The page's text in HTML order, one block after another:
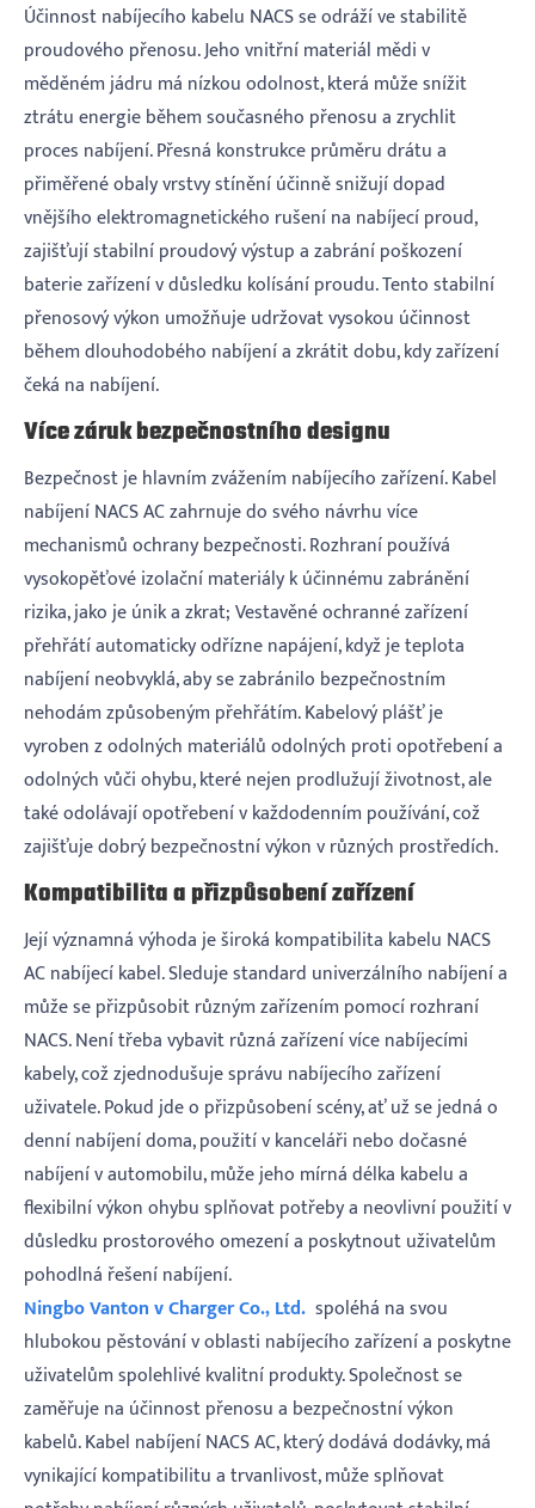
Účinnost nabíjecího kabelu NACS se odráží ve stabilitě
proudového přenosu. Jeho vnitřní materiál mědi v
měděném jádru má nízkou odolnost, která může snížit
ztrátu energie během současného přenosu a zrychlit
proces nabíjení. Přesná konstrukce průměru drátu a
přiměřené obaly vrstvy stínění účinně snižují dopad
vnějšího elektromagnetického rušení na nabíjecí proud,
zajišťují stabilní proudový výstup a zabrání poškození
baterie zařízení v důsledku kolísání proudu. Tento stabilní
přenosový výkon umožňuje udržovat vysokou účinnost
během dlouhodobého nabíjení a zkrátit dobu, kdy zařízení
čeká na nabíjení.
Více záruk bezpečnostního designu
Bezpečnost je hlavním zvážením nabíjecího zařízení. Kabel
nabíjení NACS AC zahrnuje do svého návrhu více
mechanismů ochrany bezpečnosti. Rozhraní používá
vysokopěťové izolační materiály k účinnému zabránění
rizika, jako je únik a zkrat; Vestavěné ochranné zařízení
přehřátí automaticky odřízne napájení, když je teplota
nabíjení neobvyklá, aby se zabránilo bezpečnostním
nehodám způsobeným přehřátím. Kabelový plášť je
vyroben z odolných materiálů odolných proti opotřebení a
odolných vůči ohybu, které nejen prodlužují životnost, ale
také odolávají opotřebení v každodenním používání, což
zajišťuje dobrý bezpečnostní výkon v různých prostředích.
Kompatibilita a přizpůsobení zařízení
Její významná výhoda je široká kompatibilita kabelu NACS
AC nabíjecí kabel. Sleduje standard univerzálního nabíjení a
může se přizpůsobit různým zařízením pomocí rozhraní
NACS. Není třeba vybavit různá zařízení více nabíjecími
kabely, což zjednodušuje správu nabíjecího zařízení
uživatele. Pokud jde o přizpůsobení scény, ať už se jedná o
denní nabíjení doma, použití v kanceláři nebo dočasné
nabíjení v automobilu, může jeho mírná délka kabelu a
flexibilní výkon ohybu splňovat potřeby a neovlivní použití v
důsledku prostorového omezení a poskytnout uživatelům
pohodlná řešení nabíjení.
Ningbo Vanton v Charger Co., Ltd. spoléhá na svou
hlubokou pěstování v oblasti nabíjecího zařízení a poskytne
uživatelům spolehlivé kvalitní produkty. Společnost se
zaměřuje na účinnost přenosu a bezpečnostní výkon
kabelů. Kabel nabíjení NACS AC, který dodává dodávky, má
vynikající kompatibilitu a trvanlivost, může splňovat